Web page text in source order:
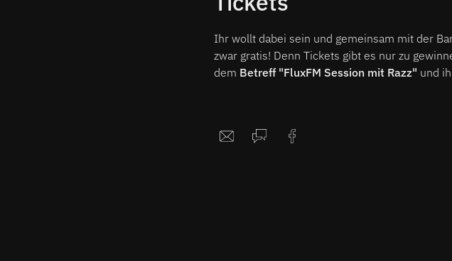
Ihr wollt dabei sein und gemeinsam mit der
zwar gratis! Denn Tickets gibt es nur zu
dem Betreff "FluxFM Session mit Razz" und